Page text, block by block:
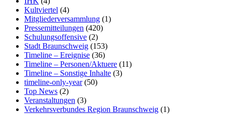
Kultviertel (4)
Mitgliederversammlung (1)
Pressemitteilungen (420)
Schulungsoffensive (2)
Stadt Braunschweig (153)
Timeline – Ereignise (36)
Timeline – Personen/Aktuere (11)
Timeline – Sonstige Inhalte (3)
timeline-only-year(50)
Top News (2)
Veranstaltungen (3)
Verkehrsverbundes Region Braunschweig (1)